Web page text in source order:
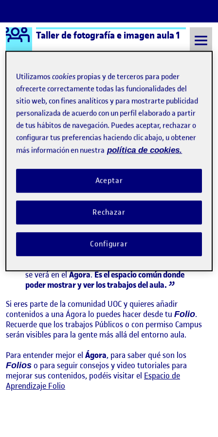
Saltar al contenido
Logo Ágora
Taller de fotografía e imagen aula 1
Semestre 20212 - Aula 1 ¿Qué es una Ágora?
¿Qué es una Ágora?
Visibilidad:
Pública -Fecha de publicación
17 Sep 20198 septiembre, 2021 11:19 pm
Hola! : D Esta página de presentación se ha generado
automáticamente.
Una Ágora pertenece a un aula de la UOC y
recoge los contenidos que los y las estudiantes
publican en sus espacios personales, llamados
. Si los y las compañeras publican algo, lo
asocian a una actividad del aula y le dan permiso
se verá en elÁgora.Es el espacio común donde
poder mostrar y ver los trabajos del aula.
Si eres parte de la comunidad UOC y quieres añadir
contenidos a una Ágora lo puedes hacer desde tu Folio.
Recuerde que los trabajos Públicos o con permiso Campus
serán visibles para la gente más allá del entorno aula.
Para entender mejor el Ágora, para saber qué son los
Folios o para seguir consejos y video tutoriales para
mejorar sus contenidos, podéis visitar el Espacio de
Aprendizaje Folio
Utilizamoscookies propias y de terceros para poder
ofrecerte correctamente todas las funcionalidades del
sitio web, con fines analíticos y para mostrarte publicidad
personalizada de acuerdo con un perfil elaborado a partir
de tus hábitos de navegación. Puedes aceptar, rechazar o
configurar tus preferencias haciendo clic abajo, u obtener
más información en nuestra política de cookies.
Rechazar
Aceptar
Configurar